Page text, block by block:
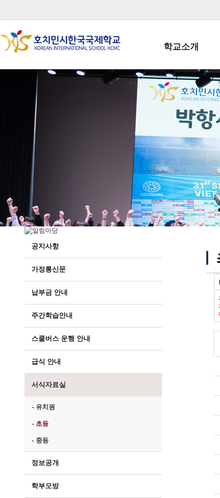
학교소개
학교장인사말
학생회장인사말
학교상징
학교 CI
교직원현황
학생현황
위치/전화
전경사진
공지사항
가정통신문
납부금 안내
주간학습안내
스쿨버스 운행 안내
급식 안내
서식자료실
- 유치원
- 초등
- 중등
정보공개
학부모방